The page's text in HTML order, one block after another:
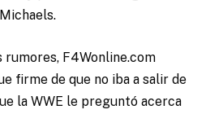
rumores, F4Wonline.com
firme de que no iba a salir de
la WWE le preguntó acerca